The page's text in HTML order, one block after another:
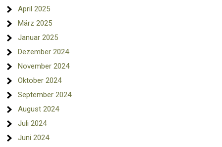
April 2025
März 2025
Januar 2025
Dezember 2024
November 2024
Oktober 2024
September 2024
August 2024
Juli 2024
Juni 2024